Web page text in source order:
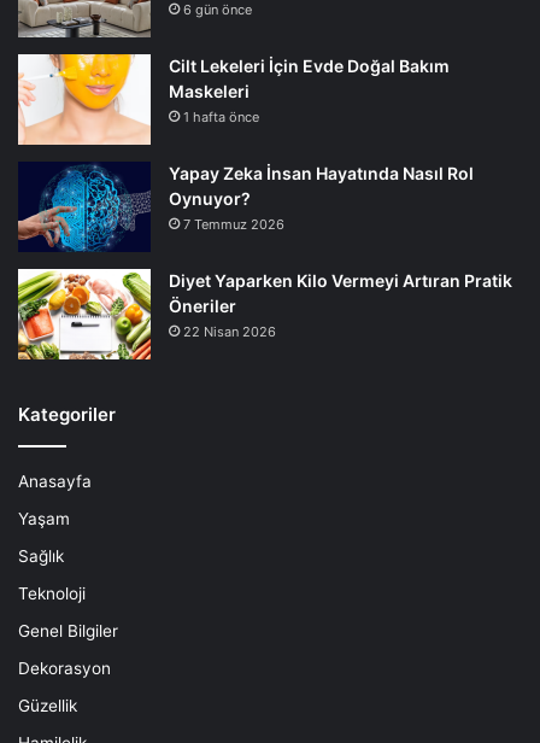
6 gün önce
Cilt Lekeleri İçin Evde Doğal Bakım
Maskeleri
1 hafta önce
Yapay Zeka İnsan Hayatında Nasıl Rol
Oynuyor?
7 Temmuz 2026
Diyet Yaparken Kilo Vermeyi Artıran Pratik
Öneriler
22 Nisan 2026
Kategoriler
Anasayfa
Yaşam
Sağlık
Teknoloji
Genel Bilgiler
Dekorasyon
Güzellik